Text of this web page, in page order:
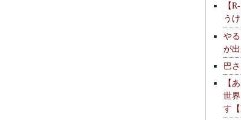
【
う
や
が
巴
【
世
す【